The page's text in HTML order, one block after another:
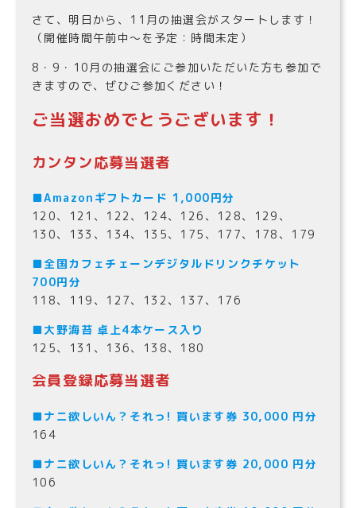
さて、明日から、11月の抽選会がスタートします！
（開催時間午前中〜を予定：時間未定）
8・9・10月の抽選会にご参加いただいた方も参加で
きますので、ぜひご参加ください！
ご当選おめでとうございます！
カンタン応募当選者
■Amazonギフトカード 1,000円分
120、121、122、124、126、128、129、
130、133、134、135、175、177、178、179
■全国カフェチェーンデジタルドリンクチケット
700円分
118、119、127、132、137、176
■大野海苔 卓上4本ケース入り
125、131、136、138、180
会員登録応募当選者
■ナニ欲しいん？それっ! 買います券 30,000 円分
164
■ナニ欲しいん？それっ! 買います券 20,000 円分
106